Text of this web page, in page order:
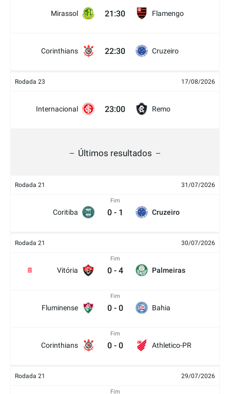
Mirassol 21:30 Flamengo
Corinthians 22:30 Cruzeiro
Rodada 23 17/08/2026
Internacional 23:00 Remo
Últimos resultados
Rodada 21 31/07/2026
Coritiba
Fim
0 - 1 Cruzeiro
Rodada 21 30/07/2026
Vitória
2
Fim
0 - 4 Palmeiras
Fluminense
Fim
0 - 0 Bahia
Corinthians
Fim
0 - 0 Athletico-PR
Rodada 21 29/07/2026
Fim